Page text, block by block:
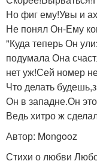
Но фиг ему!Увы и
Не понял Он-Ему
"Куда теперь Он
подумала Она
нет уж!Сей номер
Что делать
Он в западне.Он
Ведь хитро ж
Автор: Mongooz
Стихи о любви